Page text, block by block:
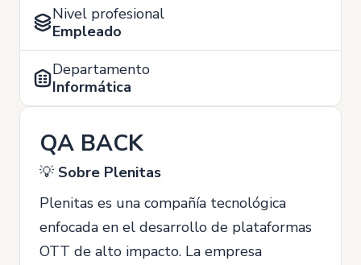
Nivel profesional
Empleado
Departamento
Informática
QA BACK
💡 Sobre Plenitas
Plenitas es una compañía tecnológica
enfocada en el desarrollo de plataformas
OTT de alto impacto. La empresa